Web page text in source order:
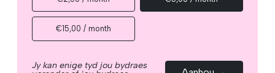
€15,00 / month
Jy kan enige tyd jou bydraes